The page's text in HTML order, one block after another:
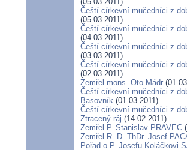
Čeští církevní mučedníci z
(05.03.2011)
Čeští církevní mučedníci z
(04.03.2011)
Čeští církevní mučedníci z
(03.03.2011)
Čeští církevní mučedníci z
(02.03.2011)
Zemřel mons. Oto Mádr
Čeští církevní mučedníci z
Basovník (01.03.2011)
Čeští církevní mučedníci z
Ztracený ráj (14.02.2011)
Zemřel P. Stanislav PRAVEC
Zemřel R. D. ThDr. Josef
Pořad o P. Josefu Koláčkovi